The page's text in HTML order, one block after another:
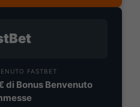
FASTBET
di Bonus Benvenuto